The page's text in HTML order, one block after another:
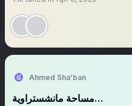
Ahmed Sha’ban
مساحة مانشستراوية…